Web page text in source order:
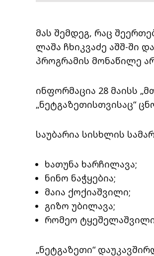
მას შემდეგ, რაც
ლაშა ჩხიკვაძე აშშ-ში
პროგრამის მონაწილე
ინფორმაცია 28 მაისს
„ნეტგაზეთისთვისაც“
საუბარია სისხლის
ხათუნა ხარჩილავა;
ნინო ნაჭყებია;
მაია ქოქიაშვილი;
გიზო უბილავა;
რომეო
„ნეტგაზეთი“